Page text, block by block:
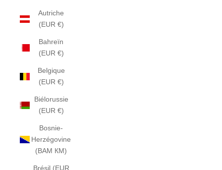
Autriche
(EUR €)
Bahreïn
(EUR €)
Belgique
(EUR €)
Biélorussie
(EUR €)
Bosnie-
Herzégovine
(BAM КМ)
Brésil (EUR